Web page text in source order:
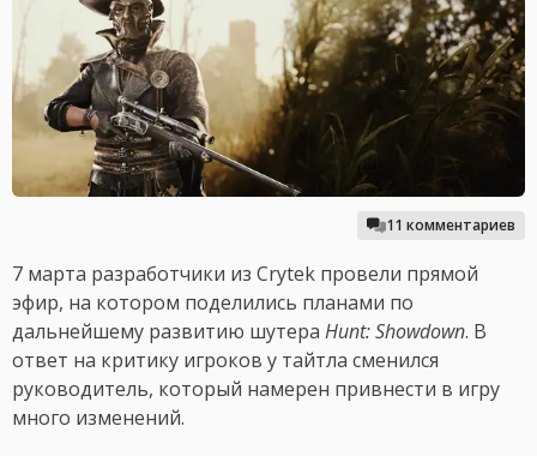
11 комментариев
7 марта разработчики из Crytek провели прямой
эфир, на котором поделились планами по
дальнейшему развитию шутера Hunt: Showdown. В
ответ на критику игроков у тайтла сменился
руководитель, который намерен привнести в игру
много изменений.